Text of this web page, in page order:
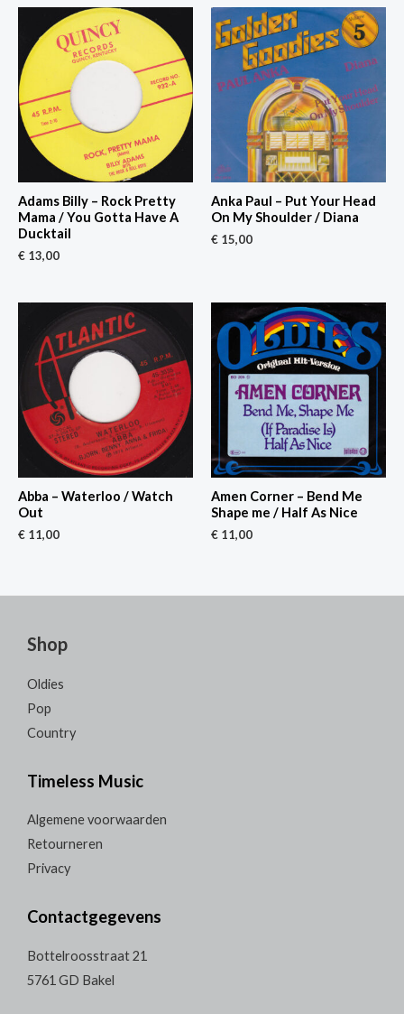
aantal
Adams Billy – Rock Pretty
Mama / You Gotta Have A
Ducktail
€ 13,00
Anka Paul – Put Your Head
On My Shoulder / Diana
€ 15,00
Abba – Waterloo / Watch
Out
€ 11,00
Amen Corner – Bend Me
Shape me / Half As Nice
€ 11,00
Shop
Oldies
Pop
Country
Timeless Music
Algemene voorwaarden
Retourneren
Privacy
Contactgegevens
Bottelroosstraat 21
5761 GD Bakel